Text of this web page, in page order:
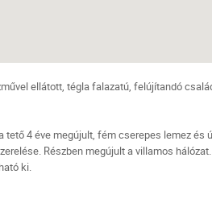
ellátott, tégla falazatú, felújítandó
4 éve megújult, fém cserepes lemez és
Részben megújult a villamos
ki.